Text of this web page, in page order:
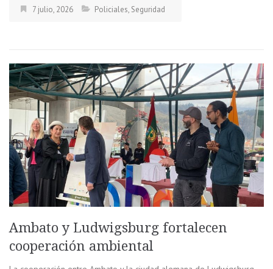
7 julio, 2026 Policiales, Seguridad
Ambato y Ludwigsburg fortalecen
cooperación ambiental